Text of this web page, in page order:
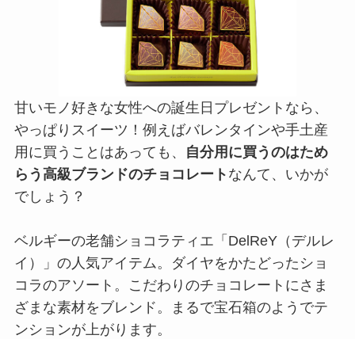
甘いモノ好きな女性への誕生日プレゼントなら、
やっぱりスイーツ！例えばバレンタインや手土産
用に買うことはあっても、
自分用に買うのはため
らう高級ブランドのチョコレート なんて、いかが
でしょう？
ベルギーの老舗ショコラティエ「DelReY（デルレ
イ）」の人気アイテム。ダイヤをかたどったショ
コラのアソート。こだわりのチョコレートにさま
ざまな素材をブレンド。まるで宝石箱のようでテ
ンションが上がります。